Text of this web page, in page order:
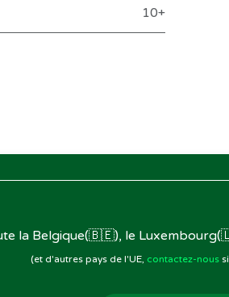
10+
la Belgique(🇧🇪), le
(et d'autres pays de l'UE, contactez-noussi